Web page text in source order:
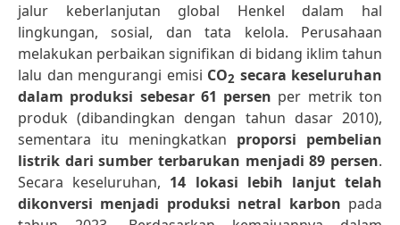
jalur keberlanjutan global Henkel dalam hal
lingkungan, sosial, dan tata kelola. Perusahaan
melakukan perbaikan signifikan di bidang iklim tahun
lalu dan mengurangi emisi CO2 secara keseluruhan
dalam produksi sebesar 61 persen per metrik ton
produk (dibandingkan dengan tahun dasar 2010),
sementara itu meningkatkan proporsi pembelian
listrik dari sumber terbarukan menjadi 89 persen.
Secara keseluruhan, 14 lokasi lebih lanjut telah
dikonversi menjadi produksi netral karbon pada